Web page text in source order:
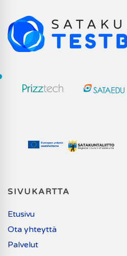
SIVUKARTTA
Etusivu
Ota yhteyttä
Palvelut